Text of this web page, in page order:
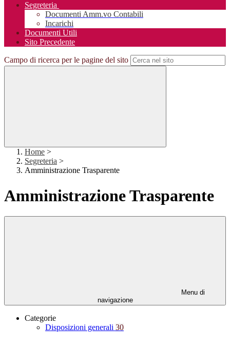
Segreteria
Documenti Amm.vo Contabili
Incarichi
Documenti Utili
Sito Precedente
Campo di ricerca per le pagine del sito
Home >
Segreteria >
Amministrazione Trasparente
Amministrazione Trasparente
Menu di
navigazione
Categorie
Disposizioni generali 30